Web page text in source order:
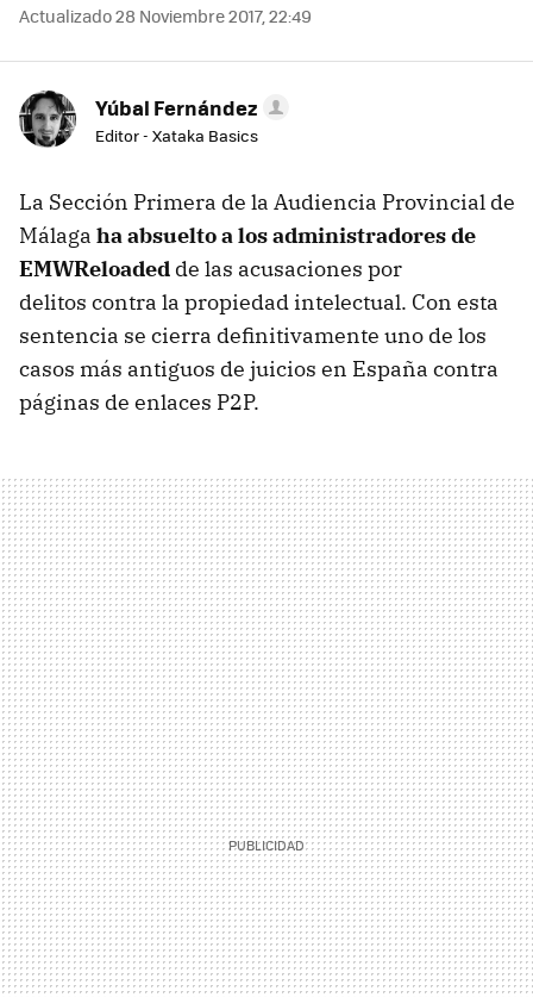
Actualizado 28 Noviembre 2017, 22:49
Yúbal Fernández
Editor - Xataka Basics
La Sección Primera de la Audiencia Provincial de
Málaga ha absuelto a los administradores de
EMWReloaded de las acusaciones por
delitos contra la propiedad intelectual. Con esta
sentencia se cierra definitivamente uno de los
casos más antiguos de juicios en España contra
páginas de enlaces P2P.